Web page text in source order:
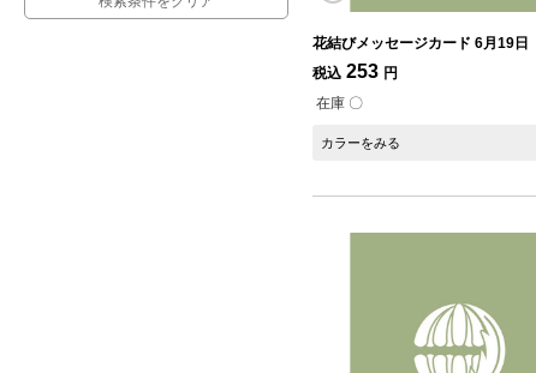
花結びメッセージカード 6月19日
税込 253 円
在庫 〇
カラーをみる